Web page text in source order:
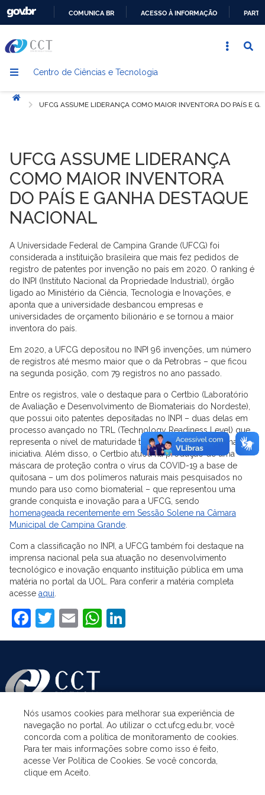
CONTEÚDO
COMUNICA BR ACESSO À INFORMAÇÃO
Centro de Ciências e Tecnologia
Início
UFCG ASSUME LIDERANÇA COMO MAIOR INVENTORA DO PAÍS E
UFCG ASSUME LIDERANÇA
COMO MAIOR INVENTORA
DO PAÍS E GANHA DESTAQUE
NACIONAL
A Universidade Federal de Campina Grande (UFCG) foi
considerada a instituição brasileira que mais fez pedidos de
registro de patentes por invenção no país em 2020. O ranking é
do INPI (Instituto Nacional da Propriedade Industrial), órgão
ligado ao Ministério da Ciência, Tecnologia e Inovações, e
aponta que a universidade desbancou empresas e
universidades de orçamento bilionário e se tornou a maior
inventora do país.
Em 2020, a UFCG depositou no INPI 96 invenções, um número
de registros até mesmo maior que o da Petrobras – que ficou
na segunda posição, com 79 registros no ano passado.
Entre os registros, vale o destaque para o Certbio (Laboratório
de Avaliação e Desenvolvimento de Biomateriais do Nordeste),
que possui oito patentes depositadas no INPI – duas delas em
processo avançado no TRL (Technology Readiness Level) que
representa o nível de maturidade tecnológica de determinada
iniciativa. Além disso, o Certbio atuou na produção de uma
máscara de proteção contra o vírus da COVID-19 a base de
quitosana – um dos polímeros naturais mais pesquisados no
mundo para uso como biomaterial – que representou uma
grande conquista e inovação para a UFCG, sendo
homenageada recentemente em Sessão Solene na Câmara
Municipal de Campina Grande
Com a classificação no INPI, a UFCG também foi destaque na
imprensa nacional pela sua atuação no desenvolvimento
tecnológico e inovação enquanto instituição pública em uma
matéria no portal da UOL. Para conferir a matéria completa
acesse aqui
Facebook
Twitter
EmailWhatsApp
ASSUNTOS
ACESSO À INFORMAÇÃO
Nós usamos cookies para melhorar sua experiência de
navegação no portal. Ao utilizar o cct.ufcg.edu.br, você
concorda com a política de monitoramento de cookies.
Para ter mais informações sobre como isso é feito,
acesse Ver Política de Cookies. Se você concorda,
clique em Aceito.